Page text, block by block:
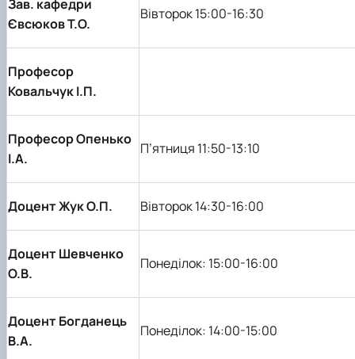
Зав. кафедри
Євсюков Т.О.
Вівторок 15:00-16:30
Професор
Ковальчук І.П.
Професор Опенько
І.А.
П’ятниця 11:50-13:10
Доцент Жук О.П. Вівторок 14:30-16:00
Доцент Шевченко
О.В.
Понеділок: 15:00-16:00
Доцент Богданець
В.А.
Понеділок: 14:00-15:00